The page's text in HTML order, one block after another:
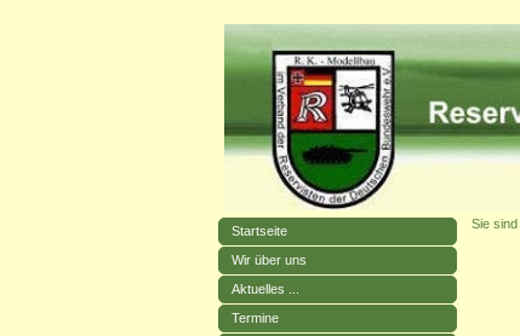
Startseite
Wir über uns
Aktuelles ...
Termine
Sie